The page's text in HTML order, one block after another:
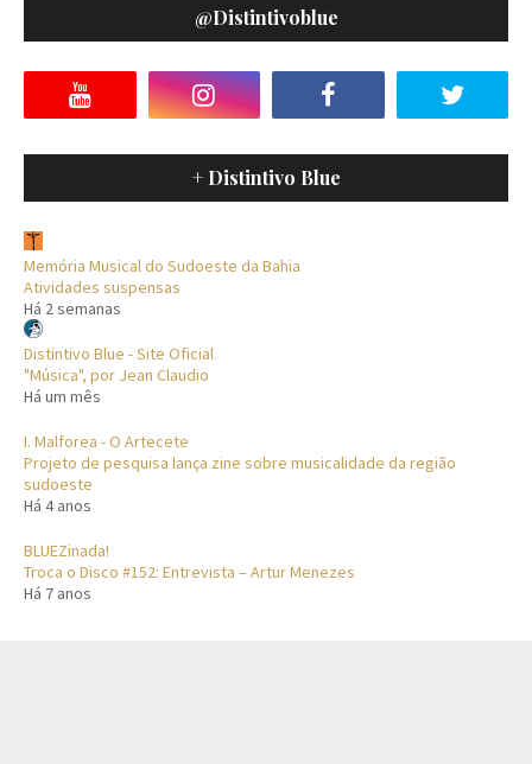
@distintivoblue
+ Distintivo Blue
Memória Musical do Sudoeste da Bahia
Atividades suspensas
Há 2 semanas
Distintivo Blue - Site Oficial
"Música", por Jean Claudio
Há um mês
I. Malforea - O Artecete
Projeto de pesquisa lança zine sobre musicalidade da região
sudoeste
Há 4 anos
BLUEZinada!
Troca o Disco #152: Entrevista – Artur Menezes
Há 7 anos